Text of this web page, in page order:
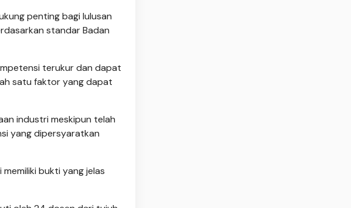
penting bagi lulusan
standar Badan
terukur dan dapat
satu faktor yang dapat
industri meskipun telah
yang dipersyaratkan
bukti yang jelas